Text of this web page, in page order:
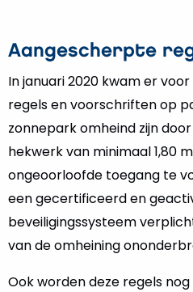
Aangescherpte
In januari 2020 kwam er
regels en voorschriften op
zonnepark omheind zijn
hekwerk van minimaal 1,80
ongeoorloofde toegang te
een gecertificeerd en
beveiligingssysteem
van de omheining
Ook worden deze regels